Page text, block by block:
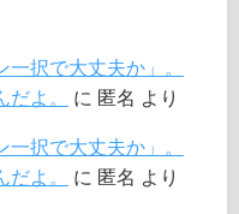
択で大丈夫か」。
よ。
に 匿名 より
択で大丈夫か」。
よ。
に 匿名 より